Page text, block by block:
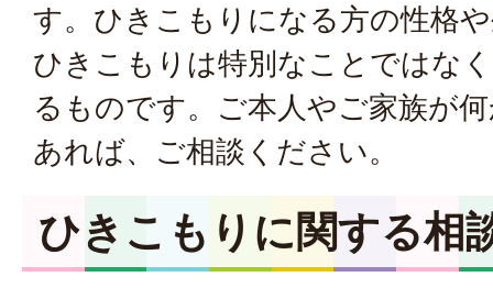
す。ひきこもりになる方の性格
ひきこもりは特別なことではな
るものです。ご本人やご家族が
あれば、ご相談ください。
ひきこもりに関する相